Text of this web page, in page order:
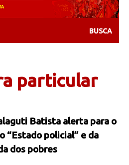
particular
Batista alerta para o
“Estado policial” e da
dos pobres